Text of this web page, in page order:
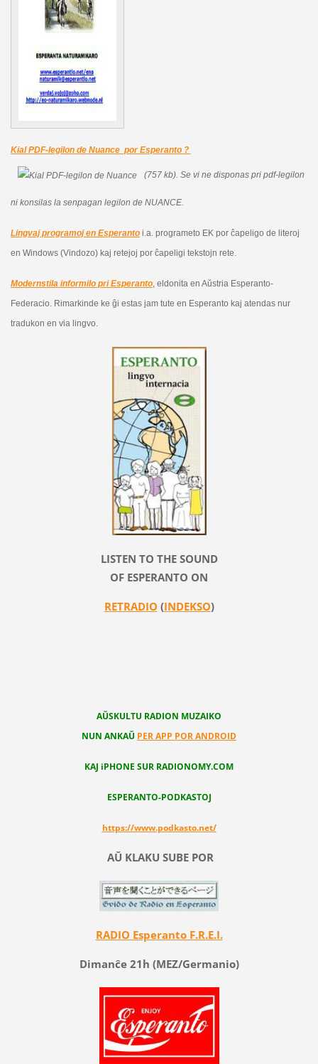
Kial PDF-legilon de Nuance por Esperanto ?
(757 kb). Se vi ne disponas pri pdf-legilon
ni konsilas la senpagan legilon de NUANCE.
Lingvaj programoj en Esperantoi.a. programeto EK por ĉapeligo de literoj
en Windows (Vindozo) kaj retejoj por ĉapeligi tekstojn rete.
Modernstila informilo pri Esperanto, eldonita en Aŭstria Esperanto-
Federacio. Rimarkinde ke ĝi estas jam tute en Esperanto kaj atendas nur
tradukon en via lingvo.
LISTEN TO THE SOUND
OF ESPERANTO ON
RETRADIO (INDEKSO)
AŬSKULTU RADION MUZAIKO
NUN ANKAŬ PER APP POR ANDROID
KAJ iPHONE SUR RADIONOMY.COM
ESPERANTO-PODKASTOJ
https://www.podkasto.net/
AŬ KLAKU SUBE POR
RADIO Esperanto F.R.E.I.
Dimanĉe 21h (MEZ/Germanio)